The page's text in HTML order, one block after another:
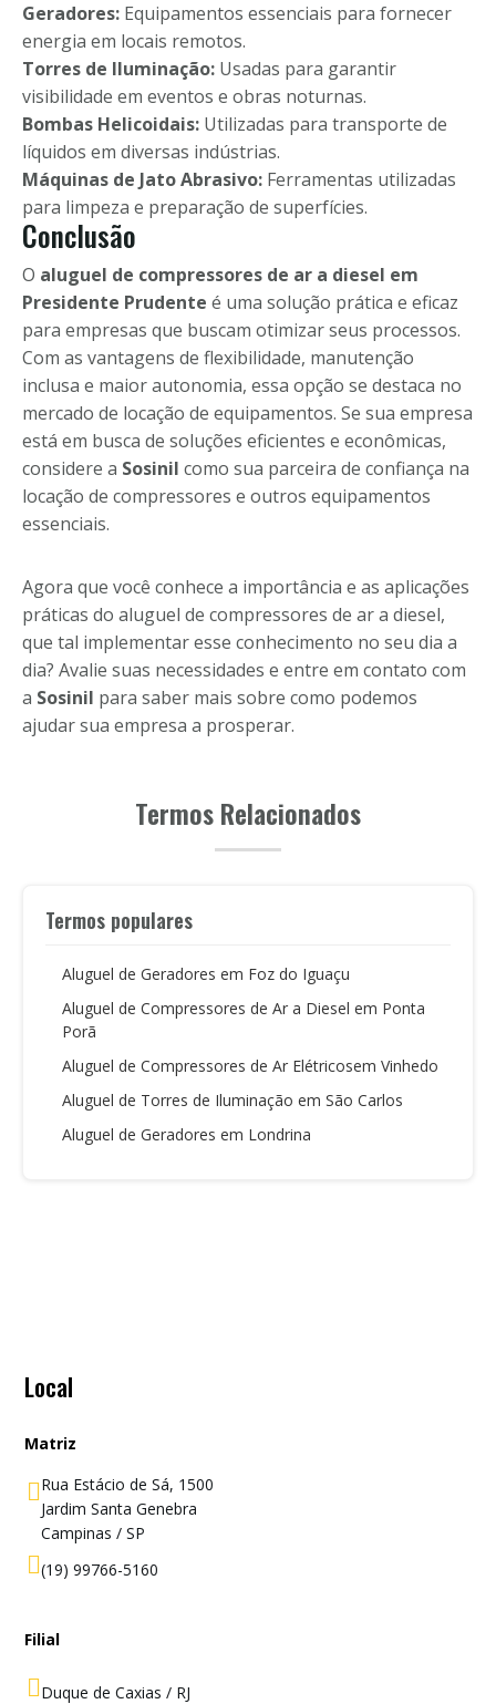
Geradores: Equipamentos essenciais para fornecer
energia em locais remotos.
Torres de Iluminação: Usadas para garantir
visibilidade em eventos e obras noturnas.
Bombas Helicoidais: Utilizadas para transporte de
líquidos em diversas indústrias.
Máquinas de Jato Abrasivo: Ferramentas utilizadas
para limpeza e preparação de superfícies.
Conclusão
O aluguel de compressores de ar a diesel em
Presidente Prudente é uma solução prática e eficaz
para empresas que buscam otimizar seus processos.
Com as vantagens de flexibilidade, manutenção
inclusa e maior autonomia, essa opção se destaca no
mercado de locação de equipamentos. Se sua empresa
está em busca de soluções eficientes e econômicas,
considere a Sosinil como sua parceira de confiança na
locação de compressores e outros equipamentos
essenciais.
Agora que você conhece a importância e as aplicações
práticas do aluguel de compressores de ar a diesel,
que tal implementar esse conhecimento no seu dia a
dia? Avalie suas necessidades e entre em contato com
a Sosinil para saber mais sobre como podemos
ajudar sua empresa a prosperar.
Termos Relacionados
Termos populares
Aluguel de Geradores em Foz do Iguaçu
Aluguel de Compressores de Ar a Diesel em Ponta
Porã
Aluguel de Compressores de Ar Elétricosem Vinhedo
Aluguel de Torres de Iluminação em São Carlos
Aluguel de Geradores em Londrina
Local
Matriz
Rua Estácio de Sá, 1500
Jardim Santa Genebra
Campinas / SP
(19) 99766-5160
Filial
Duque de Caxias / RJ